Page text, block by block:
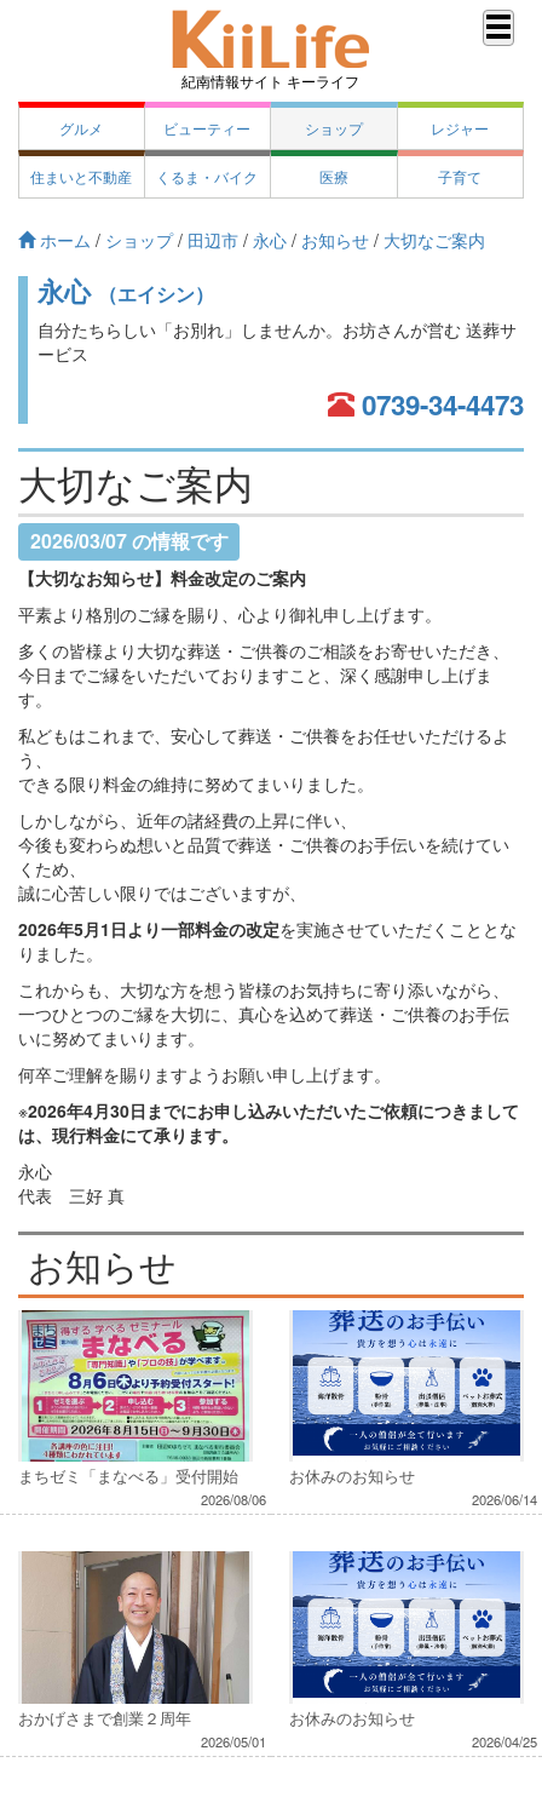
紀南情報サイト キーライフ
グルメ ビューティー ショップ レジャー
住まいと不動産 くるま・バイク 医療 子育て
ホーム / ショップ / 田辺市 / 永心 / お知らせ / 大切なご案内
永心 （エイシン）
自分たちらしい「お別れ」しませんか。お坊さんが営む 送葬サ
ービス
0739-34-4473
大切なご案内
2026/03/07 の情報です
【大切なお知らせ】料金改定のご案内
平素より格別のご縁を賜り、心より御礼申し上げます。
多くの皆様より大切な葬送・ご供養のご相談をお寄せいただき、
今日までご縁をいただいておりますこと、深く感謝申し上げま
す。
私どもはこれまで、安心して葬送・ご供養をお任せいただけるよ
う、
できる限り料金の維持に努めてまいりました。
しかしながら、近年の諸経費の上昇に伴い、
今後も変わらぬ想いと品質で葬送・ご供養のお手伝いを続けてい
くため、
誠に心苦しい限りではございますが、
2026年5月1日より一部料金の改定を実施させていただくこととな
りました。
これからも、大切な方を想う皆様のお気持ちに寄り添いながら、
一つひとつのご縁を大切に、真心を込めて葬送・ご供養のお手伝
いに努めてまいります。
何卒ご理解を賜りますようお願い申し上げます。
※2026年4月30日までにお申し込みいただいたご依頼につきまして
は、現行料金にて承ります。
永心
代表 三好 真
お知らせ
まちゼミ「まなべる」受付開始
2026/08/06
お休みのお知らせ
2026/06/14
おかげさまで創業２周年
2026/05/01
お休みのお知らせ
2026/04/25